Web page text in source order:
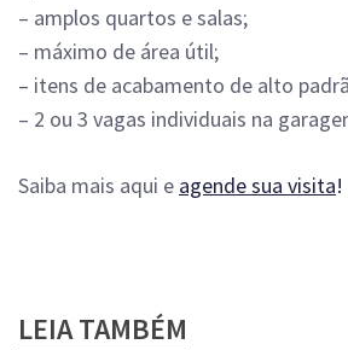
– amplos quartos e salas;
– máximo de área útil;
– itens de acabamento de alto
– 2 ou 3 vagas individuais na
Saiba mais aqui e agende sua visita!
LEIA TAMBÉM